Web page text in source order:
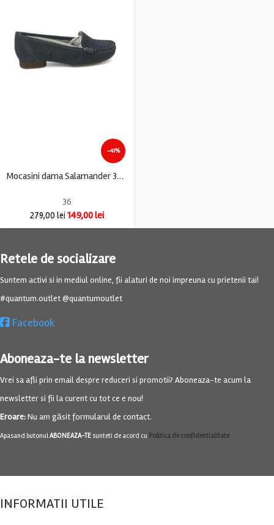
-47%
Mocasini dama Salamander 36 piele , albastru
36
279,00lei149,00lei
Retele de socializare
Suntem activi si in mediul online, fii alaturi de noi impreuna cu prietenii tai!
#quantum.outlet @quantumoutlet
Facebook
Aboneaza-te la newsletter
Vrei sa afli prin email despre reduceri si promotii? Aboneaza-te acum la
newsletter si fii la curent cu tot ce e nou!
Eroare:Nu am găsit formularul de contact.
Apasand butonulABONEAZA-TE sunteti de acord cu Politica de confidentialitate
INFORMATII UTILE